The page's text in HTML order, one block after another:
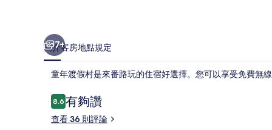
7+
簡介客房地點規定
童年渡假村是來番路玩的住宿好選擇。您可以享受免費無線
評
論
8.68.6 分，滿分 10 分，
有夠讚
查看 36 則評論